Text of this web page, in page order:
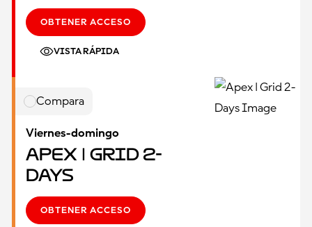
OBTENER ACCESO
VISTA RÁPIDA
Compara
Viernes-domingo
Apex | Grid 2-
Days
OBTENER ACCESO